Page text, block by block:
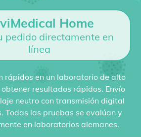
Home
pedido directamente en
línea
rápidos en un laboratorio de alto
resultados rápidos. Envío
neutro con transmisión digital
Todas las pruebas se evalúan y
en laboratorios alemanes.